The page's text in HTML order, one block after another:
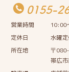
0155-
営業時間
10:00
定休日
水曜
所在地
〒
帯広